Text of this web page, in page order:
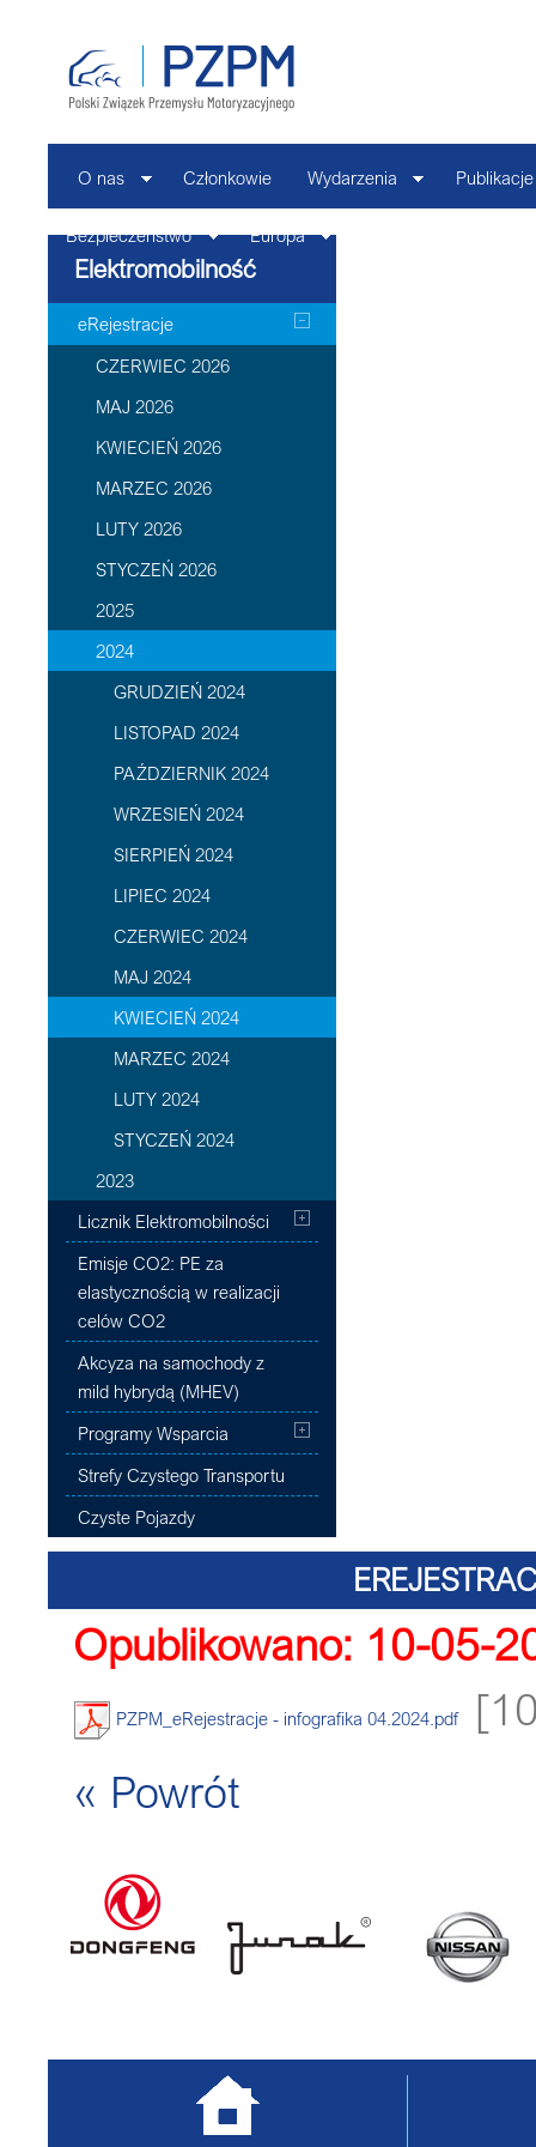
O nas Członkowie Wydarzenia Publikacje
Bezpieczeństwo Europa
Elektromobilność
eRejestracje
CZERWIEC 2026
MAJ 2026
KWIECIEŃ 2026
MARZEC 2026
LUTY 2026
STYCZEŃ 2026
2025
2024
GRUDZIEŃ 2024
LISTOPAD 2024
PAŹDZIERNIK 2024
WRZESIEŃ 2024
SIERPIEŃ 2024
LIPIEC 2024
CZERWIEC 2024
MAJ 2024
KWIECIEŃ 2024
MARZEC 2024
LUTY 2024
STYCZEŃ 2024
2023
Licznik Elektromobilności
Emisje CO2: PE za
elastycznością w realizacji
celów CO2
Akcyza na samochody z
mild hybrydą (MHEV)
Programy Wsparcia
Strefy Czystego Transportu
Czyste Pojazdy
Opublikowano: 10-05-
PZPM_eRejestracje - infografika 04.2024.pdf
« Powrót